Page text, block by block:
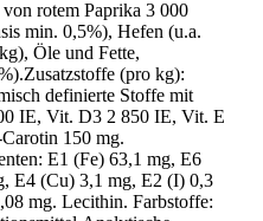
rotem Paprika 3 000
min. 0,5%), Hefen (u.a.
Öle und Fette,
(pro kg):
definierte Stoffe mit
IE, Vit. D3 2 850 IE, Vit. E
150 mg.
E1 (Fe) 63,1 mg, E6
E4 (Cu) 3,1 mg, E2 (I) 0,3
mg. Lecithin. Farbstoffe: